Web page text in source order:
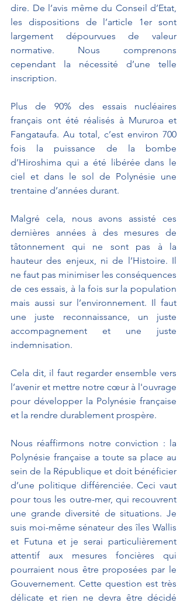
dire. De l’avis même du Conseil d’Etat,
les dispositions de l’article 1er sont
largement dépourvues de valeur
normative. Nous comprenons
cependant la nécessité d’une telle
inscription.
Plus de 90% des essais nucléaires
français ont été réalisés à Mururoa et
Fangataufa. Au total, c’est environ 700
fois la puissance de la bombe
d’Hiroshima qui a été libérée dans le
ciel et dans le sol de Polynésie une
trentaine d’années durant.
Malgré cela, nous avons assisté ces
dernières années à des mesures de
tâtonnement qui ne sont pas à la
hauteur des enjeux, ni de l’Histoire. Il
ne faut pas minimiser les conséquences
de ces essais, à la fois sur la population
mais aussi sur l’environnement. Il faut
une juste reconnaissance, un juste
accompagnement et une juste
indemnisation.
Cela dit, il faut regarder ensemble vers
l’avenir et mettre notre cœur à l'ouvrage
pour développer la Polynésie française
et la rendre durablement prospère.
Nous réaffirmons notre conviction : la
Polynésie française a toute sa place au
sein de la République et doit bénéficier
d’une politique différenciée. Ceci vaut
pour tous les outre-mer, qui recouvrent
une grande diversité de situations. Je
suis moi-même sénateur des îles Wallis
et Futuna et je serai particulièrement
attentif aux mesures foncières qui
pourraient nous être proposées par le
Gouvernement. Cette question est très
délicate et rien ne devra être décidé